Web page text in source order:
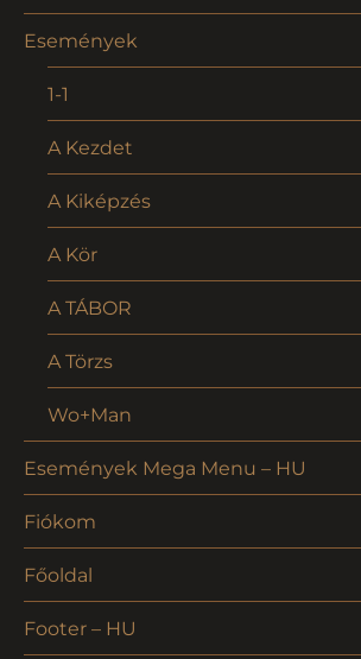
Események
1-1
A Kezdet
A Kiképzés
A Kör
A TÁBOR
A Törzs
Wo+Man
Események Mega Menu – HU
Fiókom
Főoldal
Footer – HU